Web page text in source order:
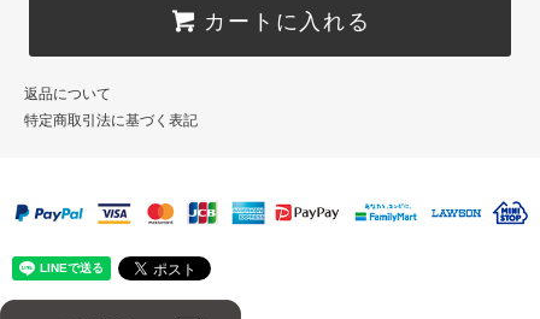
カートに入れる
返品について
特定商取引法に基づく表記